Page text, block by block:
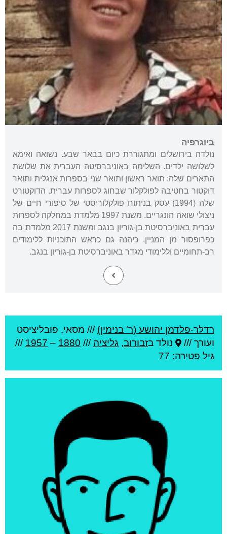
ביוגרפיה
נולדה בירושלים ומתגוררת כיום בבאר שבע. נשואה ואימא
לשלושה ילדים. השלימה באוניברסיטה העברית את שלושת
התארים שלה: תואר ראשון ותואר שני בספרות אנגלית ותואר
דוקטור בחטיבה לפולקלור שבחוג לספרות עברית. הדוקטורט
שלה (1994) עסק בניתוח פולקלוריסטי של סיפורי חיים של
ניצולי שואה הונגריים. משנת 1997 מלמדת במחלקה לספרות
עברית באוניברסיטת בן-גוריון בנגב ומשנת 2017 מלמדת בה
כפרופסור מן המניין. כיהנה גם כראש התוכניות ללימודים
רב-תחומיים וללימודי מגדר באוניברסיטת בן-גוריון בנגב.
רדלר-פלדמן יהושע (ר' בנימין) /// מסאי, פובליציסט
ועורך ///
נולד בזבורוב, גליציה ///
1880
–
1957
///
גיל פטירה: 77